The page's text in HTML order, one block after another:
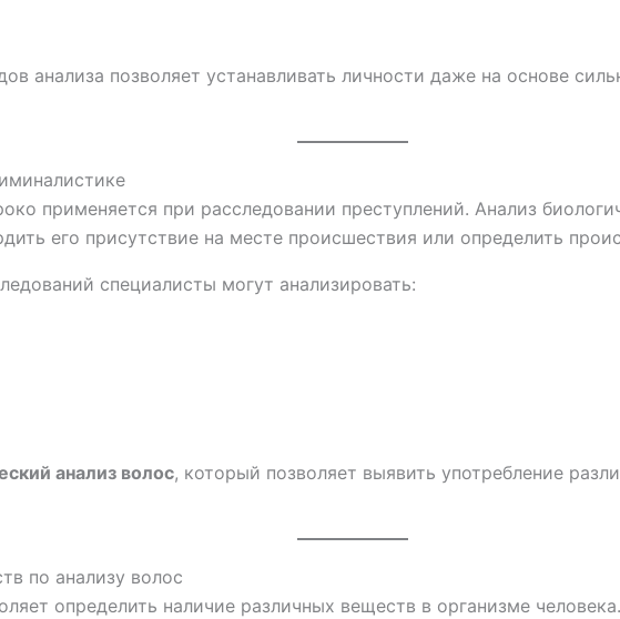
анализа позволяет устанавливать личности даже на основе
применяется при расследовании преступлений. Анализ
его присутствие на месте происшествия или определить
специалисты могут анализировать:
анализ волос, который позволяет выявить употребление
по анализу волос
определить наличие различных веществ в организме